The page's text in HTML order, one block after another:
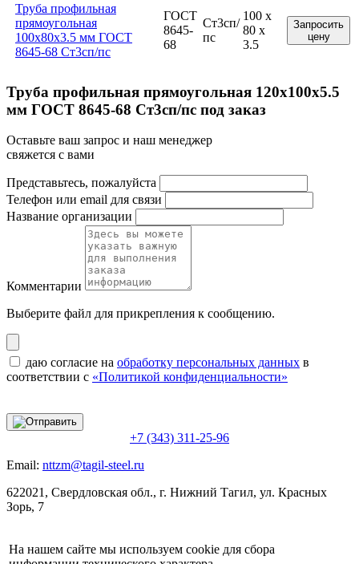
Труба профильная
прямоугольная
100x80x3.5 мм ГОСТ
8645-68 Ст3сп/пс
ГОСТ
8645-
68
Ст3сп/
пс
100 x
80 x
3.5
Запросить
цену
Труба профильная прямоугольная 120x100x5.5
мм ГОСТ 8645-68 Ст3сп/пс под заказ
Оставьте ваш запрос и наш менеджер
свяжется с вами
Представьтесь, пожалуйста
Телефон или email для связи
Название организации
Комментарии
Выберите файл для прикрепления к сообщению.
даю согласие на обработку персональных данных в
соответствии с «Политикой конфиденциальности»
+7 (343) 311-25-96
Email: nttzm@tagil-steel.ru
622021, Свердловская обл., г. Нижний Тагил, ул. Красных
Зорь, 7
На нашем сайте мы используем cookie для сбора